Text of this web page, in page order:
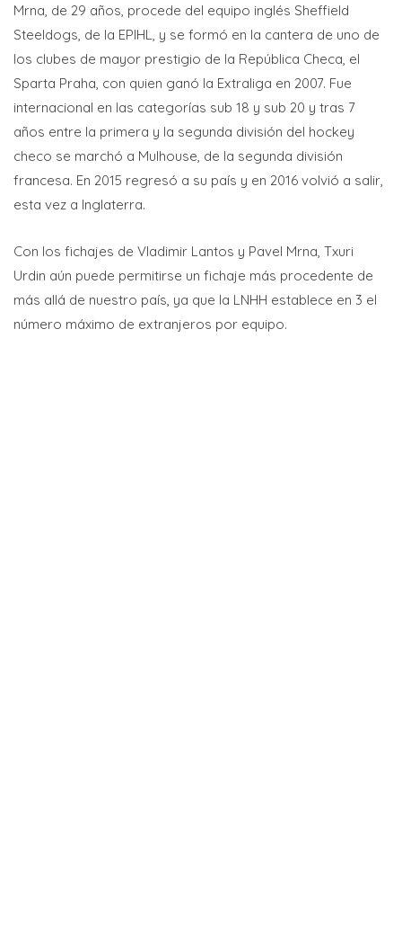
Mrna, de 29 años, procede del equipo inglés Sheffield
Steeldogs, de la EPIHL, y se formó en la cantera de uno de
los clubes de mayor prestigio de la República Checa, el
Sparta Praha, con quien ganó la Extraliga en 2007. Fue
internacional en las categorías sub 18 y sub 20 y tras 7
años entre la primera y la segunda división del hockey
checo se marchó a Mulhouse, de la segunda división
francesa. En 2015 regresó a su país y en 2016 volvió a salir,
esta vez a Inglaterra.
Con los fichajes de Vladimir Lantos y Pavel Mrna, Txuri
Urdin aún puede permitirse un fichaje más procedente de
más allá de nuestro país, ya que la LNHH establece en 3 el
número máximo de extranjeros por equipo.